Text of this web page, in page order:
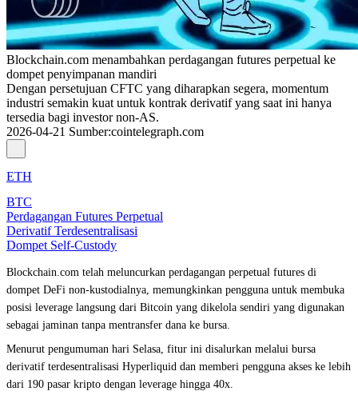
Blockchain.com menambahkan perdagangan futures perpetual ke
dompet penyimpanan mandiri
Dengan persetujuan CFTC yang diharapkan segera, momentum
industri semakin kuat untuk kontrak derivatif yang saat ini hanya
tersedia bagi investor non-AS.
2026-04-21 Sumber:cointelegraph.com
ETH
BTC
Perdagangan Futures Perpetual
Derivatif Terdesentralisasi
Dompet Self-Custody
Blockchain.com telah meluncurkan perdagangan perpetual futures di
dompet DeFi non-kustodialnya, memungkinkan pengguna untuk membuka
posisi leverage langsung dari Bitcoin yang dikelola sendiri yang digunakan
sebagai jaminan tanpa mentransfer dana ke bursa.
Menurut pengumuman hari Selasa, fitur ini disalurkan melalui bursa
derivatif terdesentralisasi Hyperliquid dan memberi pengguna akses ke lebih
dari 190 pasar kripto dengan leverage hingga 40x.